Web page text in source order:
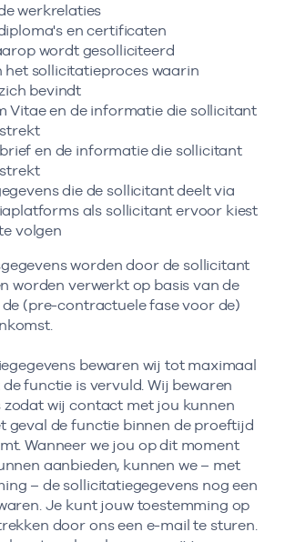
werkrelaties
en certificaten
wordt gesolliciteerd
het sollicitatieproces waarin
bevindt
Vitae en de informatie die sollicitant
en de informatie die sollicitant
die de sollicitant deelt via
als sollicitant ervoor kiest
volgen
worden door de sollicitant
worden verwerkt op basis van de
(pre-contractuele fase voor de)
bewaren wij tot maximaal
functie is vervuld. Wij bewaren
zodat wij contact met jou kunnen
geval de functie binnen de proeftijd
Wanneer we jou op dit moment
aanbieden, kunnen we – met
– de sollicitatiegegevens nog een
Je kunt jouw toestemming op
door ons een e-mail te sturen.